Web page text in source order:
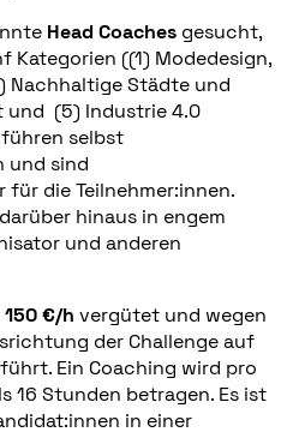
Head Coachesgesucht,
Kategorien ((1) Modedesign,
Nachhaltige Städte und
und (5) Industrie 4.0
selbst
und sind
die Teilnehmer:innen.
hinaus in engem
und anderen
150 €/h vergütet und wegen
der Challenge auf
Ein Coaching wird pro
16 Stunden betragen. Es ist
in einer